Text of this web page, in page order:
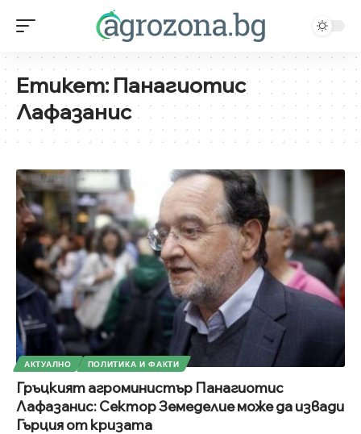
Етикет:Панагиотис
Лафазанис
АКТУАЛНО ПОЛИТИКА И ФАКТИ
Гръцкият агроминистър Панагиотис
Лафазанис: Сектор Земеделие може да извади
Гърция от кризата